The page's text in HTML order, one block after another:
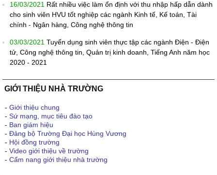
16/03/2021 Rất nhiều việc làm ổn định với thu nhập hấp dẫn dành
cho sinh viên HVU tốt nghiệp các ngành Kinh tế, Kế toán, Tài
chính - Ngân hàng, Công nghệ thông tin
03/03/2021 Tuyển dụng sinh viên thực tập các ngành Điện - Điện
tử, Công nghệ thông tin, Quản trị kinh doanh, Tiếng Anh năm học
2020 - 2021
GIỚI THIỆU NHÀ TRƯỜNG
- Giới thiệu chung
- Sứ mạng, mục tiêu đào tạo
- Ban giám hiệu
- Đảng bộ Trường Đại học Hùng Vương
- Hội đồng trường
- Video giới thiệu về trường
- Cẩm nang giới thiệu nhà trường